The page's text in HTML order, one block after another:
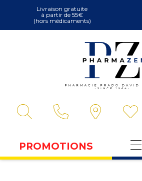
Livraison gratuite
à partir de 55€
(hors médicaments)
PROMOTIONS